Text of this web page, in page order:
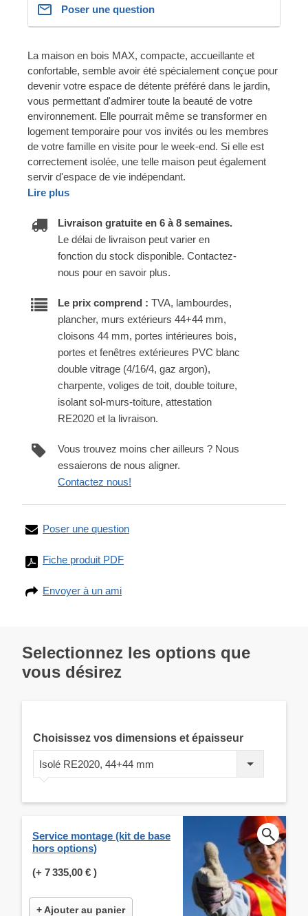
Poser une question
La maison en bois MAX, compacte, accueillante et
confortable, semble avoir été spécialement conçue pour
devenir votre espace de détente préféré dans le jardin,
vous permettant d'admirer toute la beauté de votre
environnement. Elle pourrait même se transformer en
logement temporaire pour vos invités ou les membres
de votre famille en visite pour le week-end. Si elle est
correctement isolée, une telle maison peut également
servir d'espace de vie indépendant.
Lire plus
Livraison gratuite en 6 à 8 semaines.
Le délai de livraison peut varier en
fonction du stock disponible. Contactez-
nous pour en savoir plus.
Le prix comprend : TVA, lambourdes,
plancher, murs extérieurs 44+44 mm,
cloisons 44 mm, portes intérieures bois,
portes et fenêtres extérieures PVC blanc
double vitrage (4/16/4, gaz argon),
charpente, voliges de toit, double toiture,
isolant sol-murs-toiture, attestation
RE2020 et la livraison.
Vous trouvez moins cher ailleurs ? Nous
essaierons de nous aligner.
Contactez nous!
Poser une question
Fiche produit PDF
Envoyer à un ami
Selectionnez les options que
vous désirez
Choisissez vos dimensions et épaisseur
Isolé RE2020, 44+44 mm
Service montage (kit de base
hors options)
(+ 7 335,00 € )
+ Ajouter au panier